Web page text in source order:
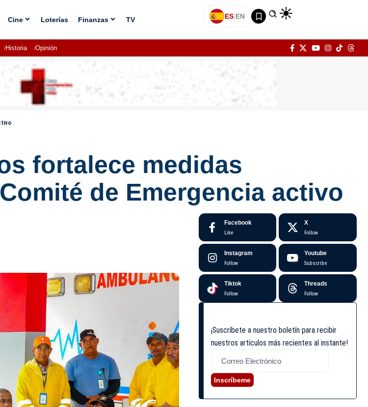
Cine Loterías Finanzas TV ES|EN
Historia Opinión
fortalece medidas
de Emergencia activo
Facebook
Like
X
Follow
Instagram
Follow
Youtube
Subscribe
Tiktok
Follow
Threads
Follow
¡Suscríbete a nuestro boletín para recibir
nuestros artículos más recientes al instante!
Inscríbeme